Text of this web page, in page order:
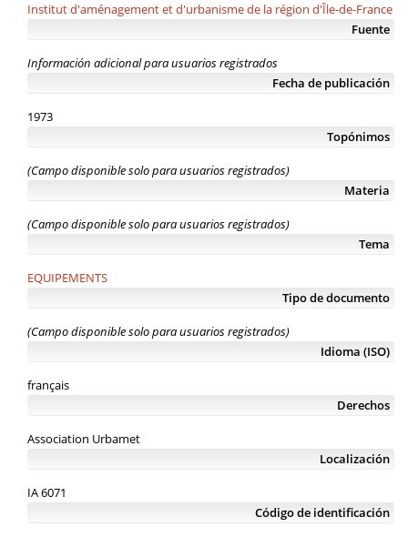
Institut d'aménagement et d'urbanisme de la région d'Île-de-France
Fuente
Información adicional para usuarios registrados
Fecha de publicación
1973
Topónimos
(Campo disponible solo para usuarios registrados)
Materia
(Campo disponible solo para usuarios registrados)
Tema
EQUIPEMENTS
Tipo de documento
(Campo disponible solo para usuarios registrados)
Idioma (ISO)
français
Derechos
Association Urbamet
Localización
IA 6071
Código de identificación